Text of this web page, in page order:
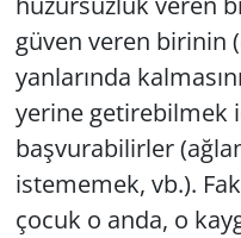
güven veren birinin
yanlarında
yerine getirebilmek
başvurabilirler
istememek, vb.).
çocuk o anda, o